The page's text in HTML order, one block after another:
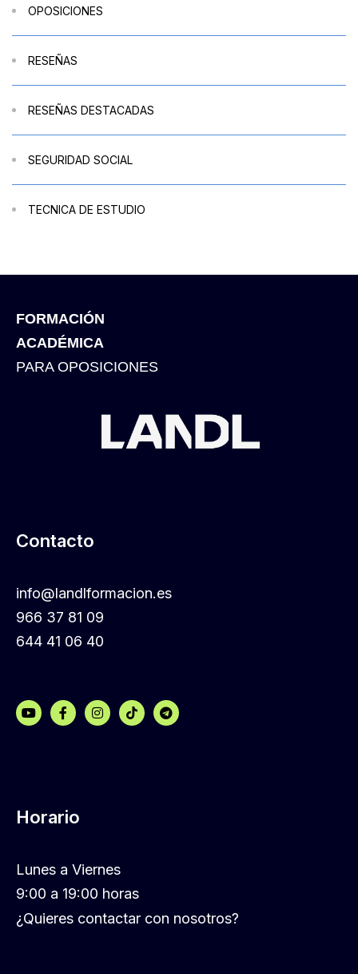
OPOSICIONES
RESEÑAS
RESEÑAS DESTACADAS
SEGURIDAD SOCIAL
TECNICA DE ESTUDIO
FORMACIÓN
ACADÉMICA
PARA OPOSICIONES
Contacto
info@landlformacion.es
966 37 81 09
644 41 06 40
Horario
Lunes a Viernes
9:00 a 19:00 horas
¿Quieres contactar con nosotros?